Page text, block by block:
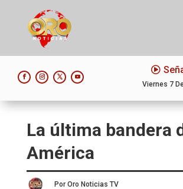
Viernes 7
La última bandera
América
Por Oro Noticias TV